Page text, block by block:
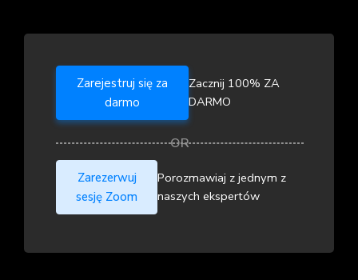
Zarejestruj się za
darmo
Zacznij 100% ZA
DARMO
Zarezerwuj
sesję Zoom
Porozmawiaj z jednym z
naszych ekspertów